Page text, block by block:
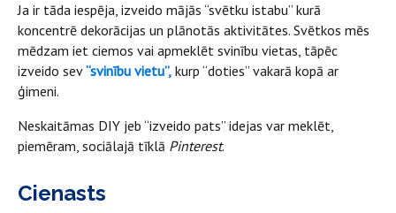
Ja ir tāda iespēja, izveido mājās “svētku istabu” kurā
koncentrē dekorācijas un plānotās aktivitātes. Svētkos mēs
mēdzam iet ciemos vai apmeklēt svinību vietas, tāpēc
izveido sev“svinību vietu”, kurp “doties” vakarā kopā ar
ģimeni.
Neskaitāmas DIY jeb “izveido pats” idejas var meklēt,
piemēram, sociālajā tīklā Pinterest.
Cienasts